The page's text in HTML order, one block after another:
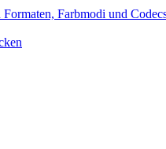
Farbmodi und